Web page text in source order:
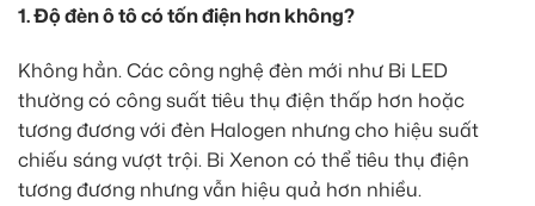
1. Độ đèn ô tô có tốn điện hơn không?
Không hẳn. Các công nghệ đèn mới như Bi LED
thường có công suất tiêu thụ điện thấp hơn hoặc
tương đương với đèn Halogen nhưng cho hiệu suất
chiếu sáng vượt trội. Bi Xenon có thể tiêu thụ điện
tương đương nhưng vẫn hiệu quả hơn nhiều.